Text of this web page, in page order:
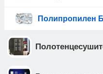
Полипропилен